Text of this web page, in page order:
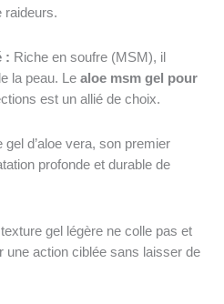
raideurs.
: Riche en soufre (MSM), il
la peau. Le aloe msm gel pour
est un allié de choix.
gel d’aloe vera, son premier
profonde et durable de
gel légère ne colle pas et
une action ciblée sans laisser de